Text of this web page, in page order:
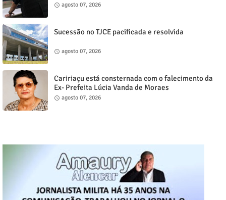
agosto 07, 2026
Sucessão no TJCE pacificada e resolvida
agosto 07, 2026
Caririaçu está consternada com o falecimento da
Ex- Prefeita Lúcia Vanda de Moraes
agosto 07, 2026